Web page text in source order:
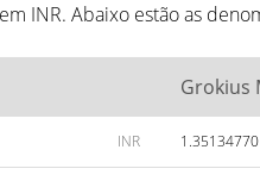
INR. Abaixo estão as
Grokius
INR 1.35134770